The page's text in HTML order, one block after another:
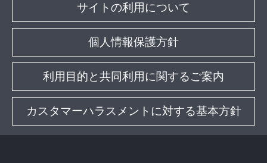
サイトの利用について
個人情報保護方針
利用目的と共同利用に関するご案内
カスタマーハラスメントに対する基本方針